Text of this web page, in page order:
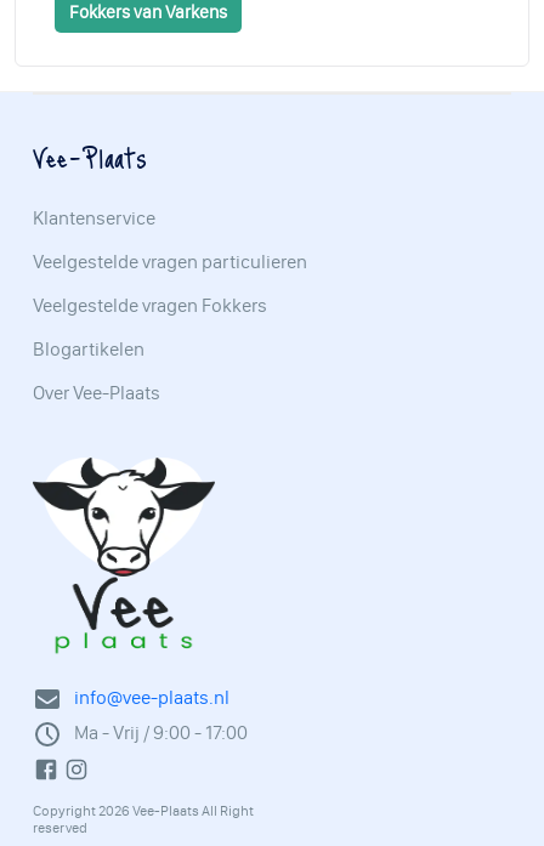
Fokkers van Varkens
info@vee-plaats.nl
Ma - Vrij / 9:00 - 17:00
Copyright 2026 Vee-Plaats All Right
reserved
Vee-Plaats
Klantenservice
Veelgestelde vragen particulieren
Veelgestelde vragen Fokkers
Blogartikelen
Over Vee-Plaats